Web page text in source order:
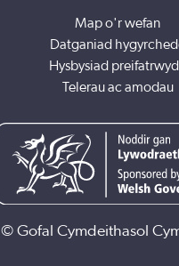
Map o'r wefan
Datganiad
Hysbysiad
Telerau ac amodau
© Gofal Cymdeithasol